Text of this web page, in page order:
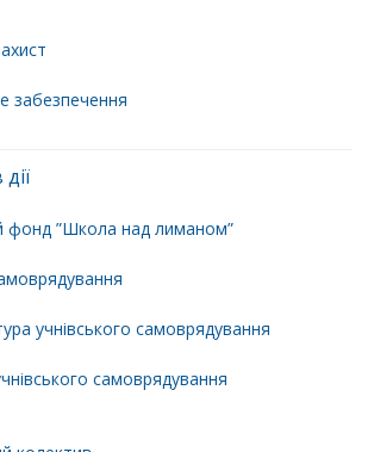
забезпечення
фонд ”Школа над лиманом”
учнiвського самоврядування
самоврядування